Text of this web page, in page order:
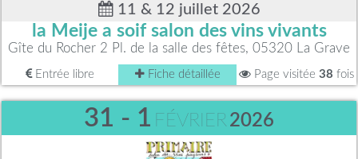
11 & 12 juillet 2026
la Meije a soif salon des vins vivants
Gîte du Rocher 2 Pl. de la salle des fêtes, 05320 La Grave
Entrée libre Fiche détaillée Page visitée 38 fois
31 - 1 FÉVRIER 2026